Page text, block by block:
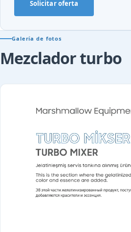
Solicitar oferta
Galería de fotos
Mezclador turbo